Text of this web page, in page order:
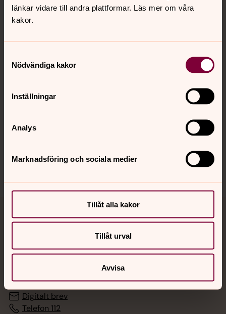
länkar vidare till andra plattformar. Läs mer om våra
kakor.
Nödvändiga kakor
Inställningar
Analys
Marknadsföring och sociala medier
Tillåt alla kakor
Tillåt urval
Avvisa
Kontakt
Kalender
Hitta snabbt
Jourhavande präst
Akut samtals- och krisstöd. Prata eller chatta anonymt
med en präst på kvällar och nätter.
Chatt
Digitalt brev
Telefon 112